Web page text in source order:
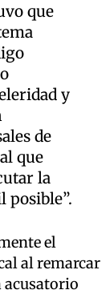
que
y
de
que
la
posible”.
el
al remarcar
acusatorio